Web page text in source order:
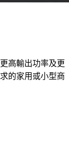
高輸出功率及更
的家用或小型商